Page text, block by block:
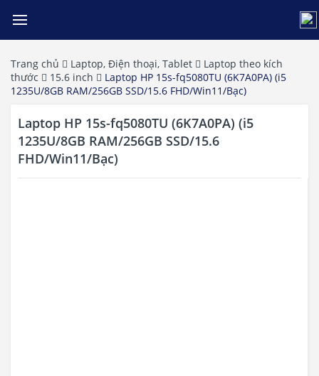
Trang chủ Laptop, Điện thoại, Tablet
Laptop theo kích
thước
15.6 inch
Laptop HP 15s-fq5080TU (6K7A0PA) (i5
1235U/8GB RAM/256GB SSD/15.6 FHD/Win11/Bạc)
Laptop HP 15s-fq5080TU (6K7A0PA) (i5
1235U/8GB RAM/256GB SSD/15.6
FHD/Win11/Bạc)